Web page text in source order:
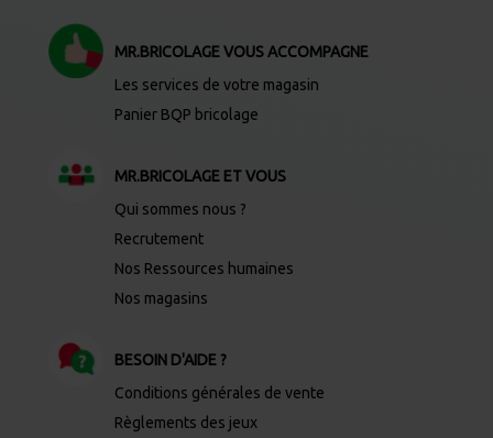
MR.BRICOLAGE VOUS ACCOMPAGNE
Les services de votre magasin
Panier BQP bricolage
MR.BRICOLAGE ET VOUS
Qui sommes nous ?
Recrutement
Nos Ressources humaines
Nos magasins
BESOIN D'AIDE ?
Conditions générales de vente
Règlements des jeux